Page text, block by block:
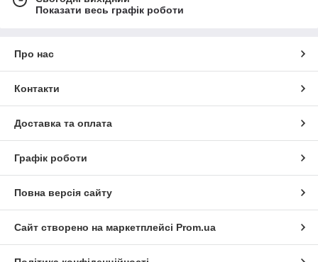
Показати весь графік роботи
Про нас
Контакти
Доставка та оплата
Графік роботи
Повна версія сайту
Сайт створено на маркетплейсі Prom.ua